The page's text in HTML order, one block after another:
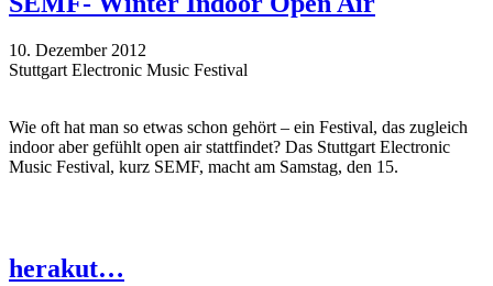
10. Dezember 2012
Stuttgart Electronic Music Festival
Wie oft hat man so etwas schon gehört – ein Festival, das zugleich
indoor aber gefühlt open air stattfindet? Das Stuttgart Electronic
Music Festival, kurz SEMF, macht am Samstag, den 15.
herakut…